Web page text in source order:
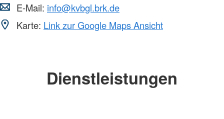
E-Mail: info@kvbgl.brk.de
Karte: Link zur Google Maps Ansicht
Dienstleistungen